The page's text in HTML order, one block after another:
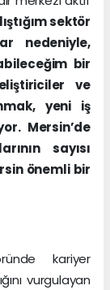
sektör
nedeniyle,
bir
ve
yeni iş
Mersin’de
sayısı
önemli bir
kariyer
vurgulayan